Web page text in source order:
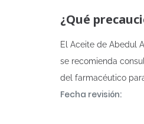
¿Qué
El Aceite de Abedul
se recomienda
del farmacéutico
Fecha revisión: